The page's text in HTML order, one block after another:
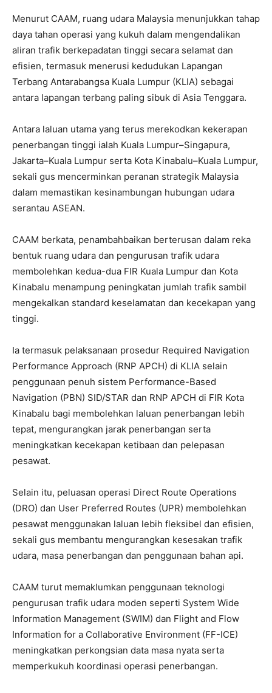
Menurut CAAM, ruang udara Malaysia menunjukkan tahap
daya tahan operasi yang kukuh dalam mengendalikan
aliran trafik berkepadatan tinggi secara selamat dan
efisien, termasuk menerusi kedudukan Lapangan
Terbang Antarabangsa Kuala Lumpur (KLIA) sebagai
antara lapangan terbang paling sibuk di Asia Tenggara.
Antara laluan utama yang terus merekodkan kekerapan
penerbangan tinggi ialah Kuala Lumpur–Singapura,
Jakarta–Kuala Lumpur serta Kota Kinabalu–Kuala Lumpur,
sekali gus mencerminkan peranan strategik Malaysia
dalam memastikan kesinambungan hubungan udara
serantau ASEAN.
CAAM berkata, penambahbaikan berterusan dalam reka
bentuk ruang udara dan pengurusan trafik udara
membolehkan kedua-dua FIR Kuala Lumpur dan Kota
Kinabalu menampung peningkatan jumlah trafik sambil
mengekalkan standard keselamatan dan kecekapan yang
tinggi.
Ia termasuk pelaksanaan prosedur Required Navigation
Performance Approach (RNP APCH) di KLIA selain
penggunaan penuh sistem Performance-Based
Navigation (PBN) SID/STAR dan RNP APCH di FIR Kota
Kinabalu bagi membolehkan laluan penerbangan lebih
tepat, mengurangkan jarak penerbangan serta
meningkatkan kecekapan ketibaan dan pelepasan
pesawat.
Selain itu, peluasan operasi Direct Route Operations
(DRO) dan User Preferred Routes (UPR) membolehkan
pesawat menggunakan laluan lebih fleksibel dan efisien,
sekali gus membantu mengurangkan kesesakan trafik
udara, masa penerbangan dan penggunaan bahan api.
CAAM turut memaklumkan penggunaan teknologi
pengurusan trafik udara moden seperti System Wide
Information Management (SWIM) dan Flight and Flow
Information for a Collaborative Environment (FF-ICE)
meningkatkan perkongsian data masa nyata serta
memperkukuh koordinasi operasi penerbangan.